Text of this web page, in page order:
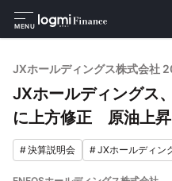
MENU
JXホールディングス株式会社
JXホールディングス
に上方修正 原油上
#決算説明会 #JXホールディン